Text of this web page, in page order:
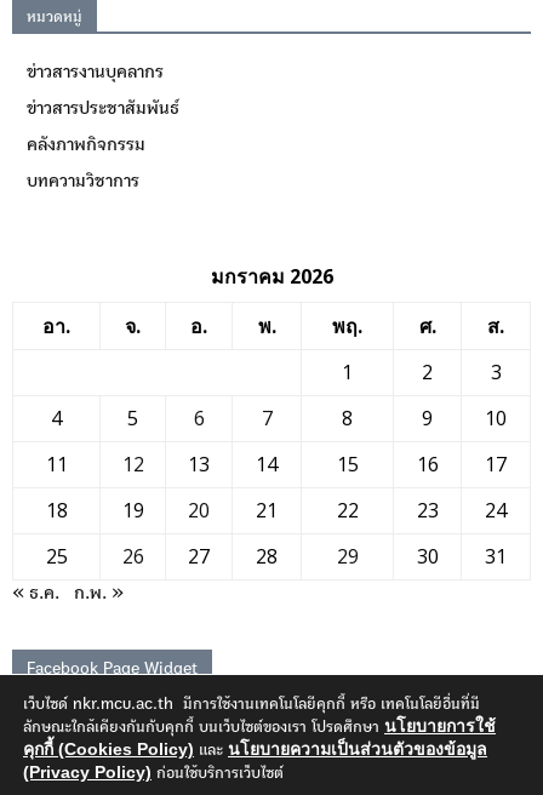
หมวดหมู่
ข่าวสารงานบุคลากร
ข่าวสารประชาสัมพันธ์
คลังภาพกิจกรรม
บทความวิชาการ
มกราคม 2026
อา.
จ. อ. พ. พฤ. ศ.
ส.
1
2
3
4
5 6 7 8 9
10
11
12 13 14 15 16
17
18
19 20 21 22 23
24
25
26 27 28 29 30 31
« ธ.ค. ก.พ. »
Facebook Page Widget
เว็บไซด์ nkr.mcu.ac.th มีการใช้งานเทคโนโลยีคุกกี้ หรือ เทคโนโลยีอื่นที่มี
ลักษณะใกล้เคียงกันกับคุกกี้ บนเว็บไซต์ของเรา โปรดศึกษา นโยบายการใช้
คุกกี้ (Cookies Policy) และ นโยบายความเป็นส่วนตัวของข้อมูล
(Privacy Policy) ก่อนใช้บริการเว็บไซต์